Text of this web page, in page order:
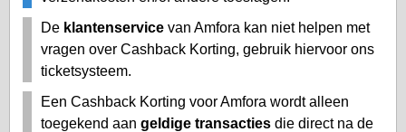
De klantenservice van Amfora kan niet helpen met
vragen over Cashback Korting, gebruik hiervoor ons
ticketsysteem.
Een Cashback Korting voor Amfora wordt alleen
toegekend aan geldige transacties die direct na de